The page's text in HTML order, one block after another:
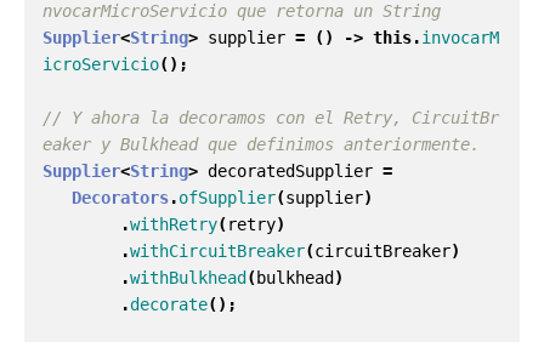
nvocarMicroServicio que retorna un String
Supplier<String> supplier = () -> this.invocarM
icroServicio();
// Y ahora la decoramos con el Retry, CircuitBr
eaker y Bulkhead que definimos anteriormente.
Supplier<String> decoratedSupplier =
Decorators.ofSupplier(supplier)
.withRetry( retry)
.withCircuitBreaker(circuitBreaker)
.withBulkhead ( bulkhead )
.decorate();